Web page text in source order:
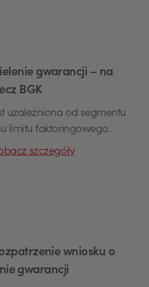
gwarancji – na
BGK
uzależniona od segmentu
limitu faktoringowego.
szczegóły
wniosku o
gwarancji